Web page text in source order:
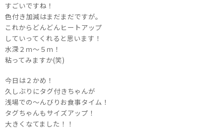
すごいですね！
色付き加減はまだまだですが。
これからどんどんヒートアップ
していってくれると思います！
水深２ｍ～５ｍ！
粘ってみますか(笑)
今日は２かめ！
久しぶりにタグ付きちゃんが
浅場での～んびりお食事タイム！
タグちゃんもサイズアップ！
大きくなてました！！